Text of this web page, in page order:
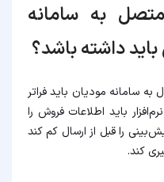
متصل به سامانه
داشته باشد؟
به سامانه مودیان باید فراتر
باید اطلاعات فروش را
را قبل از ارسال کم کند
کند.